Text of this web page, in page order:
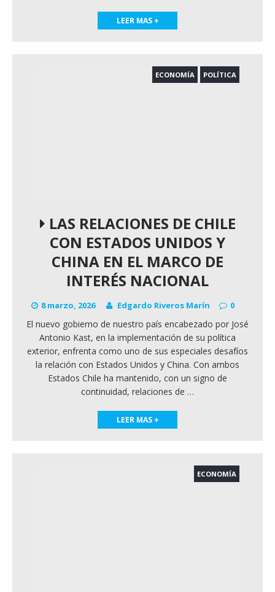
LEER MAS +
ECONOMÍA POLÍTICA
LAS RELACIONES DE CHILE
CON ESTADOS UNIDOS Y
CHINA EN EL MARCO DE
INTERÉS NACIONAL
8 marzo, 2026 Edgardo Riveros Marín 0
El nuevo gobierno de nuestro país encabezado por José
Antonio Kast, en la implementación de su política
exterior, enfrenta como uno de sus especiales desafíos
la relación con Estados Unidos y China. Con ambos
Estados Chile ha mantenido, con un signo de
continuidad, relaciones de …
LEER MAS +
ECONOMÍA